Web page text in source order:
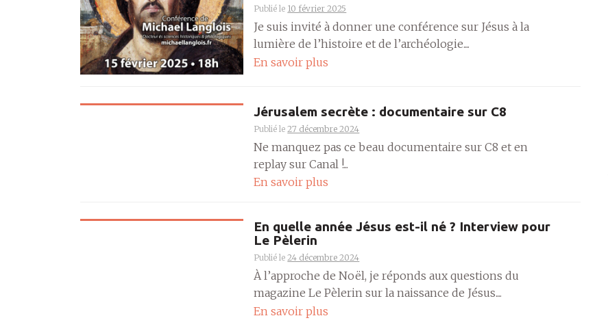
Publié le 10 février 2025
Je suis invité à donner une conférence sur Jésus à la
lumière de l’histoire et de l’archéologie....
En savoir plus
Jérusalem secrète : documentaire sur C8
Publié le27 décembre 2024
Ne manquez pas ce beau documentaire sur C8 et en
replay sur Canal !...
En savoir plus
En quelle année Jésus est-il né ? Interview pour
Le Pèlerin
Publié le24 décembre 2024
À l’approche de Noël, je réponds aux questions du
magazine Le Pèlerin sur la naissance de Jésus....
En savoir plus